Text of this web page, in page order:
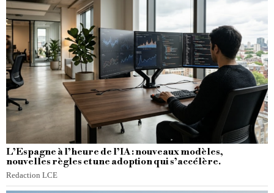
L’Espagne à l’heure de l’IA : nouveaux modèles,
nouvelles règles et une adoption qui s’accélère.
Redaction LCE